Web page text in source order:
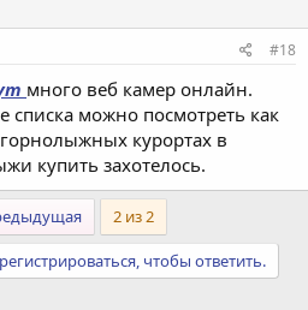
#18
много веб камер онлайн.
списка можно посмотреть как
курортах в
купить захотелось.
2 из 2
чтобы ответить.